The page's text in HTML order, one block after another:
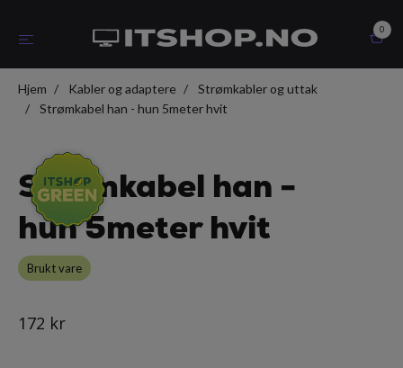
0
Hjem Kabler og adaptere
Strømkabler og uttak
Strømkabel han - hun 5meter hvit
Strømkabel han -
hun 5meter hvit
Brukt vare
172 kr